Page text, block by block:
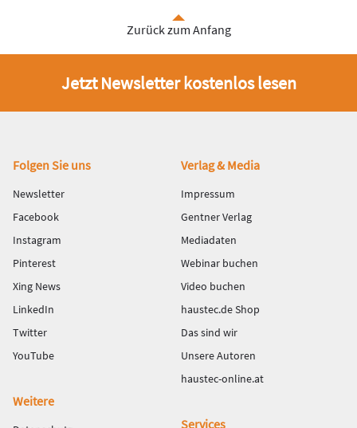
Zurück zum Anfang
Jetzt Newsletter kostenlos lesen
Fußbereich
Folgen Sie uns
Newsletter
Facebook
Instagram
Pinterest
Xing News
LinkedIn
Twitter
YouTube
Verlag & Media
Impressum
Gentner Verlag
Mediadaten
Webinar buchen
Video buchen
haustec.de Shop
Das sind wir
Unsere Autoren
haustec-online.at
Weitere
Services